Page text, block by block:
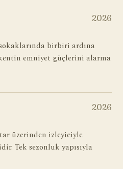
2026
birbiri ardına
emniyet güçlerini alarma
2026
üzerinden izleyiciyle
Tek sezonluk yapısıyla